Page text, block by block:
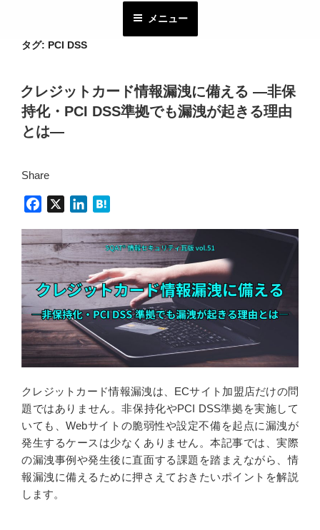
メニュー
タグ: PCI DSS
クレジットカード情報漏洩に備える ―非保
持化・PCI DSS準拠でも漏洩が起きる理由
とは―
Share
c
e
b
o
o
k
n
e
d
I
n
t
e
n
a
クレジットカード情報漏洩は、ECサイト加盟店だけの問
題ではありません。非保持化やPCI DSS準拠を実施して
いても、Webサイトの脆弱性や設定不備を起点に漏洩が
発生するケースは少なくありません。本記事では、実際
の漏洩事例や発生後に直面する課題を踏まえながら、情
報漏洩に備えるために押さえておきたいポイントを解説
します。